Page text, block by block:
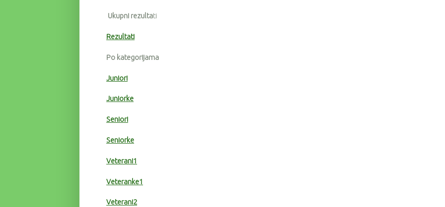
Ukupni rezultati
Rezultati
Po kategorijama
Juniori
Juniorke
Seniori
Seniorke
Veterani1
Veteranke1
Veterani2